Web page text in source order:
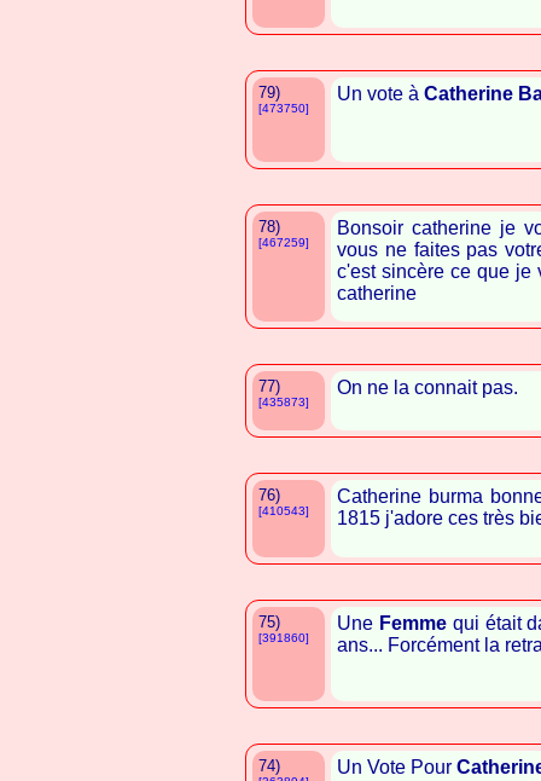
79)
[473750]
Un vote à Catherine
78)
[467259]
Bonsoir catherine je
vous ne faites pas
c'est sincère ce que je
catherine
77)
[435873]
On ne la connait pas.
76)
[410543]
Catherine burma
1815 j'adore ces très
75)
[391860]
Une Femmequi était
ans... Forcément la
74) Un Vote Pour